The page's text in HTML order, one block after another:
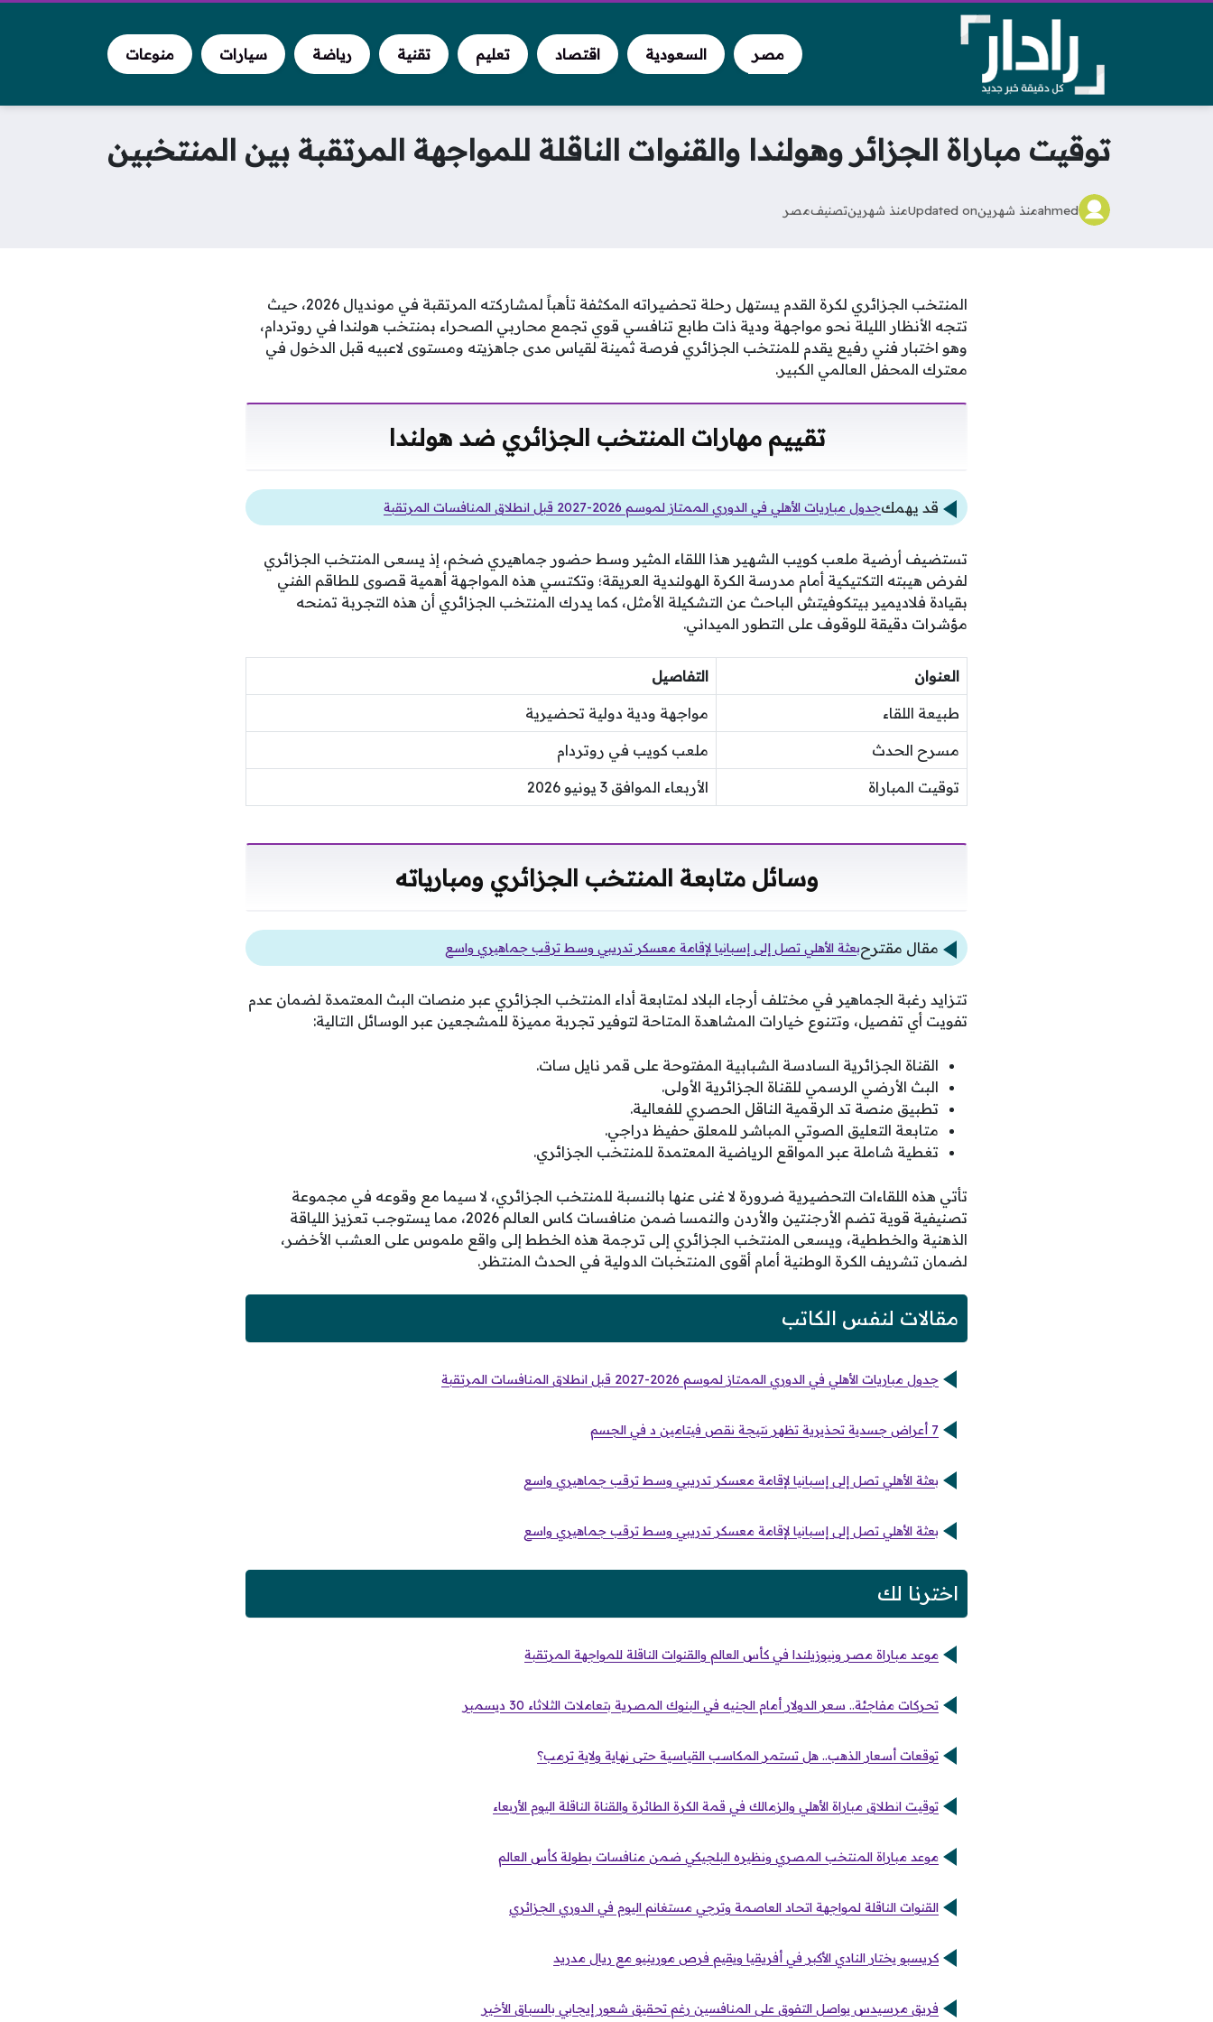
مصر السعودية اقتصاد تعليم تقنية رياضة سيارات منوعات
توقيت مباراة الجزائر وهولندا والقنوات الناقلة للمواجهة المرتقبة بين المنتخبين
ahmedمنذ شهرينUpdated onمنذ شهرينتصنيفمصر
المنتخب الجزائري لكرة القدم يستهل رحلة تحضيراته المكثفة تأهباً لمشاركته المرتقبة في مونديال 2026، حيث
تتجه الأنظار الليلة نحو مواجهة ودية ذات طابع تنافسي قوي تجمع محاربي الصحراء بمنتخب هولندا في روتردام،
وهو اختبار فني رفيع يقدم للمنتخب الجزائري فرصة ثمينة لقياس مدى جاهزيته ومستوى لاعبيه قبل الدخول في
معترك المحفل العالمي الكبير.
تقييم مهارات المنتخب الجزائري ضد هولندا
قد يهمكجدول مباريات الأهلي في الدوري الممتاز لموسم 2026-2027 قبل انطلاق المنافسات المرتقبة
تستضيف أرضية ملعب كويب الشهير هذا اللقاء المثير وسط حضور جماهيري ضخم، إذ يسعى المنتخب الجزائري
لفرض هيبته التكتيكية أمام مدرسة الكرة الهولندية العريقة؛ وتكتسي هذه المواجهة أهمية قصوى للطاقم الفني
بقيادة فلاديمير بيتكوفيتش الباحث عن التشكيلة الأمثل، كما يدرك المنتخب الجزائري أن هذه التجربة تمنحه
مؤشرات دقيقة للوقوف على التطور الميداني.
العنوان التفاصيل
طبيعة اللقاء مواجهة ودية دولية تحضيرية
مسرح الحدث ملعب كويب في روتردام
توقيت المباراة الأربعاء الموافق 3 يونيو 2026
وسائل متابعة المنتخب الجزائري ومبارياته
مقال مقترحبعثة الأهلي تصل إلى إسبانيا لإقامة معسكر تدريبي وسط ترقب جماهيري واسع
تتزايد رغبة الجماهير في مختلف أرجاء البلاد لمتابعة أداء المنتخب الجزائري عبر منصات البث المعتمدة لضمان عدم
تفويت أي تفصيل، وتتنوع خيارات المشاهدة المتاحة لتوفير تجربة مميزة للمشجعين عبر الوسائل التالية:
القناة الجزائرية السادسة الشبابية المفتوحة على قمر نايل سات.
البث الأرضي الرسمي للقناة الجزائرية الأولى.
تطبيق منصة تد الرقمية الناقل الحصري للفعالية.
متابعة التعليق الصوتي المباشر للمعلق حفيظ دراجي.
تغطية شاملة عبر المواقع الرياضية المعتمدة للمنتخب الجزائري.
تأتي هذه اللقاءات التحضيرية ضرورة لا غنى عنها بالنسبة للمنتخب الجزائري، لا سيما مع وقوعه في مجموعة
تصنيفية قوية تضم الأرجنتين والأردن والنمسا ضمن منافسات كاس العالم 2026، مما يستوجب تعزيز اللياقة
الذهنية والخططية، ويسعى المنتخب الجزائري إلى ترجمة هذه الخطط إلى واقع ملموس على العشب الأخضر،
لضمان تشريف الكرة الوطنية أمام أقوى المنتخبات الدولية في الحدث المنتظر.
مقالات لنفس الكاتب
جدول مباريات الأهلي في الدوري الممتاز لموسم 2026-2027 قبل انطلاق المنافسات المرتقبة
7 أعراض جسدية تحذيرية تظهر نتيجة نقص فيتامين د في الجسم
بعثة الأهلي تصل إلى إسبانيا لإقامة معسكر تدريبي وسط ترقب جماهيري واسع
بعثة الأهلي تصل إلى إسبانيا لإقامة معسكر تدريبي وسط ترقب جماهيري واسع
اخترنا لك
موعد مباراة مصر ونيوزيلندا في كأس العالم والقنوات الناقلة للمواجهة المرتقبة
تحركات مفاجئة.. سعر الدولار أمام الجنيه في البنوك المصرية بتعاملات الثلاثاء 30 ديسمبر
توقعات أسعار الذهب.. هل تستمر المكاسب القياسية حتى نهاية ولاية ترمب؟
توقيت انطلاق مباراة الأهلي والزمالك في قمة الكرة الطائرة والقناة الناقلة اليوم الأربعاء
موعد مباراة المنتخب المصري ونظيره البلجيكي ضمن منافسات بطولة كأس العالم
القنوات الناقلة لمواجهة اتحاد العاصمة وترجي مستغانم اليوم في الدوري الجزائري
كريسبو يختار النادي الأكبر في أفريقيا ويقيم فرص مورينيو مع ريال مدريد
فريق مرسيدس يواصل التفوق على المنافسين رغم تحقيق شعور إيجابي بالسباق الأخير